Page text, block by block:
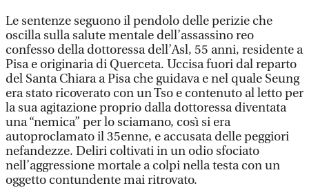
Le sentenze seguono il pendolo delle perizie che
oscilla sulla salute mentale dell’assassino reo
confesso della dottoressa dell’Asl, 55 anni, residente a
Pisa e originaria di Querceta. Uccisa fuori dal reparto
del Santa Chiara a Pisa che guidava e nel quale Seung
era stato ricoverato con un Tso e contenuto al letto per
la sua agitazione proprio dalla dottoressa diventata
una “nemica” per lo sciamano, così si era
autoproclamato il 35enne, e accusata delle peggiori
nefandezze. Deliri coltivati in un odio sfociato
nell’aggressione mortale a colpi nella testa con un
oggetto contundente mai ritrovato.